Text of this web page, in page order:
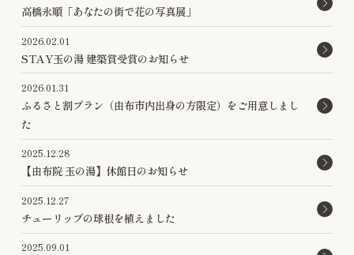
高橋永順「あなたの街で花の写真展」
2026.02.01
STAY玉の湯 建築賞受賞のお知らせ
2026.01.31
ふるさと割プラン（由布市内出身の方限定）をご用意しまし
た
2025.12.28
【由布院 玉の湯】休館日のお知らせ
2025.12.27
チューリップの球根を植えました
2025.09.01